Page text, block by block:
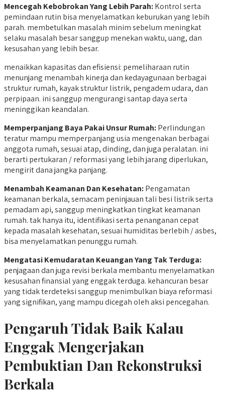
Mencegah Kebobrokan Yang Lebih Parah:Kontrol serta
pemindaan rutin bisa menyelamatkan keburukan yang lebih
parah. membetulkan masalah minim sebelum meningkat
selaku masalah besar sanggup menekan waktu, uang, dan
kesusahan yang lebih besar.
menaikkan kapasitas dan efisiensi: pemeliharaan rutin
menunjang menambah kinerja dan kedayagunaan berbagai
struktur rumah, kayak struktur listrik, pengadem udara, dan
perpipaan. ini sanggup mengurangi santap daya serta
meninggikan keandalan.
Memperpanjang Baya Pakai Unsur Rumah:Perlindungan
teratur mampu memperpanjang usia mengenakan berbagai
anggota rumah, sesuai atap, dinding, dan juga peralatan. ini
berarti pertukaran / reformasi yang lebih jarang diperlukan,
mengirit dana jangka panjang.
Menambah Keamanan Dan Kesehatan:Pengamatan
keamanan berkala, semacam peninjauan tali besi listrik serta
pemadam api, sanggup meningkatkan tingkat keamanan
rumah. tak hanya itu, identifikasi serta penanganan cepat
kepada masalah kesehatan, sesuai humiditas berlebih / asbes,
bisa menyelamatkan penunggu rumah.
Mengatasi Kemudaratan Keuangan Yang Tak Terduga:
penjagaan dan juga revisi berkala membantu menyelamatkan
kesusahan finansial yang enggak terduga. kehancuran besar
yang tidak terdeteksi sanggup menimbulkan biaya reformasi
yang signifikan, yang mampu dicegah oleh aksi pencegahan.
Pengaruh Tidak Baik Kalau
Enggak Mengerjakan
Pembuktian Dan Rekonstruksi
Berkala